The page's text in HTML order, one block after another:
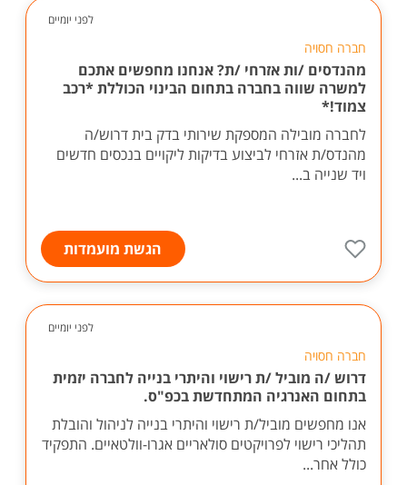
לפני יומיים
חברה חסויה
מהנדסים /ות אזרחי /ת? אנחנו מחפשים אתכם
למשרה שווה בחברה בתחום הבינוי הכוללת *רכב
צמוד!*
לחברה מובילה המספקת שירותי בדק בית דרוש/ה
מהנדס/ת אזרחי לביצוע בדיקות ליקויים בנכסים חדשים
ויד שנייה ב...
הגשת מועמדות
לפני יומיים
חברה חסויה
דרוש /ה מוביל /ת רישוי והיתרי בנייה לחברה יזמית
בתחום האנרגיה המתחדשת בכפ"ס.
אנו מחפשים מוביל/ת רישוי והיתרי בנייה לניהול והובלת
תהליכי רישוי לפרויקטים סולאריים אגרו-וולטאיים. התפקיד
כולל אחר...